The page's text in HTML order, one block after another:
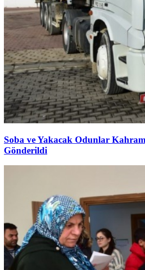
Soba ve Yakacak Odunlar
Gönderildi